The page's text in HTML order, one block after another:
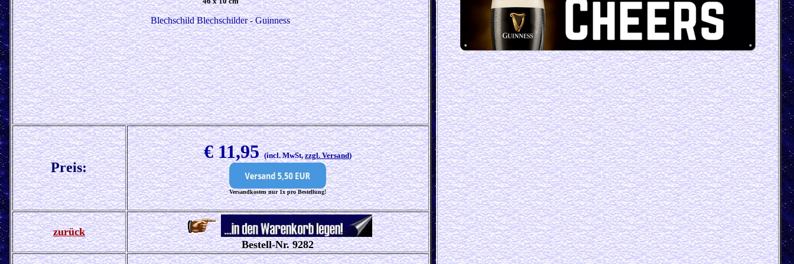
Blechschild Blechschilder - Guinness
Preis:
€ 11,95(incl. MwSt,zzgl. Versand)
Versandkosten nur 1x pro Bestellung!
zurück
Bestell-Nr. 9282